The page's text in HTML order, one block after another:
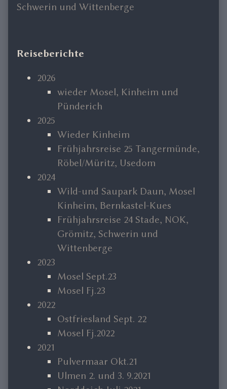
post:
Schwerin und Wittenberge
Primary
Sidebar
Reiseberichte
2026
wieder Mosel, Kinheim und
Pünderich
2025
Wieder Kinheim
Frühjahrsreise 25 Tangermünde,
Röbel/Müritz, Usedom
2024
Wild-und Saupark Daun, Mosel
Kinheim, Bernkastel-Kues
Frühjahrsreise 24 Stade, NOK,
Grömitz, Schwerin und
Wittenberge
2023
Mosel Sept.23
Mosel Fj.23
2022
Ostfriesland Sept. 22
Mosel Fj.2022
2021
Pulvermaar Okt.21
Ulmen 2. und 3. 9.2021